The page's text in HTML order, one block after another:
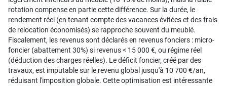
rotation compense en partie cette différence. Sur la durée, le
rendement réel (en tenant compte des vacances évitées et des frais
de relocation économisés) se rapproche souvent du meublé.
Fiscalement, les revenus sont déclarés en revenus fonciers : micro-
foncier (abattement 30%) si revenus < 15 000 €, ou régime réel
(déduction des charges réelles). Le déficit foncier, créé par des
travaux, est imputable sur le revenu global jusqu'à 10 700 €/an,
réduisant l'imposition globale. Cette optimisation est intéressante